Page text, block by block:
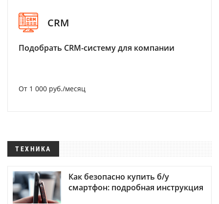
CRM
Подобрать CRM-систему для компании
От 1 000 руб./месяц
ТЕХНИКА
Как безопасно купить б/у
смартфон: подробная инструкция